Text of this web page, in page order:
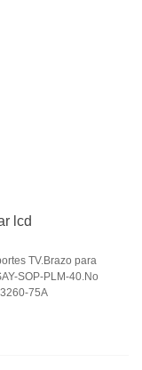
lcd
TV.Brazo para
SOP-PLM-40.No
75A